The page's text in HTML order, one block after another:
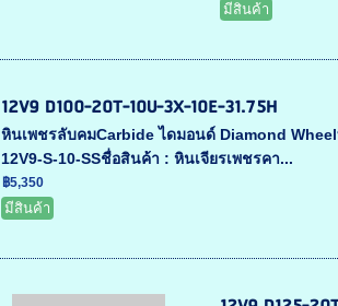
มีสินค้า
12V9 D100-20T-10U-3X-10E-31.75H
หินเพชรลับคมCarbide ไดมอนด์ Diamond Wheel
12V9-S-10-SSชื่อสินค้า : หินเจียรเพชรคา...
฿5,350
มีสินค้า